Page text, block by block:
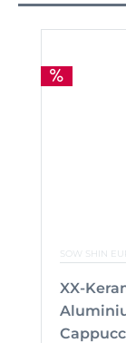
SOW SHIN
XX-